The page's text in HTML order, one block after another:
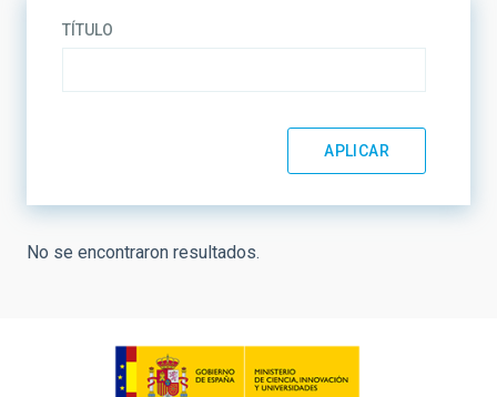
TÍTULO
No se encontraron resultados.